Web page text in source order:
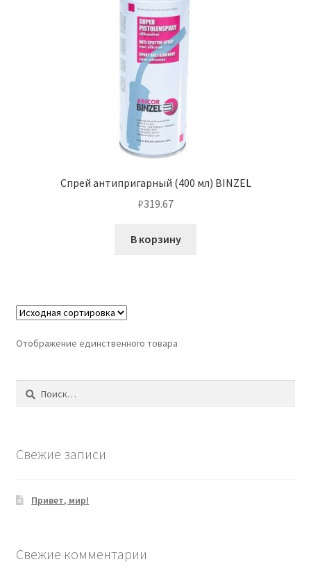
Спрей антипригарный (400 мл) BINZEL
₽319.67
В корзину
Отображение единственного товара
Найти:
Свежие записи
Привет, мир!
Свежие комментарии